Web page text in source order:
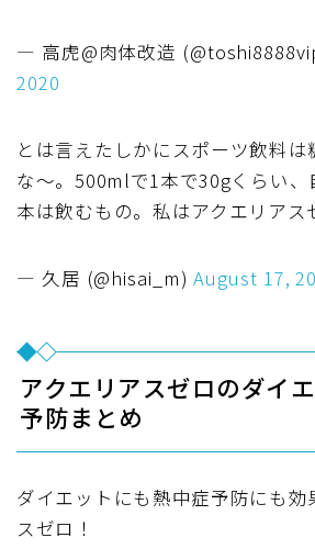
— 高虎@肉体改造
2020
とは言えたしかにスポーツ飲料は
な〜。500mlで1本で30gくらい、
本は飲むもの。私はアクエリアス
— 久居 (@hisai_m)August 17,
アクエリアスゼロのダイ
予防まとめ
ダイエットにも熱中症予防にも効
スゼロ！